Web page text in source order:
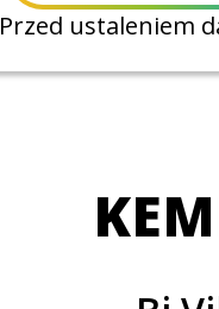
Przed ustaleniem